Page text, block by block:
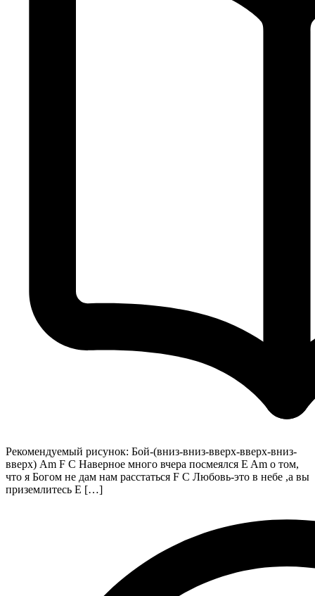
Рекомендуемый рисунок: Бой-(вниз-вниз-вверх-вверх-вниз-
вверх) Am F C Наверное много вчера посмеялся E Am о том,
что я Богом не дам нам расстаться F C Любовь-это в небе ,а вы
приземлитесь E […]